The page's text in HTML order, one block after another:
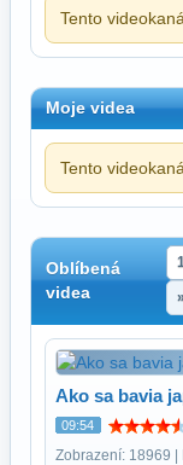
Tento
Moje videa
Tento
Oblíbená
videa
1
»
Ako sa bavia
09:54
Zobrazení: 18969 |